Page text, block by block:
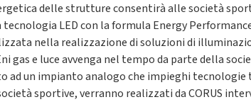
delle strutture consentirà alle società
LED con la formula Energy
nella realizzazione di soluzioni di
gas e luce avvenga nel tempo da parte della
un impianto analogo che impieghi tecnologie
sportive, verranno realizzati da CORUS